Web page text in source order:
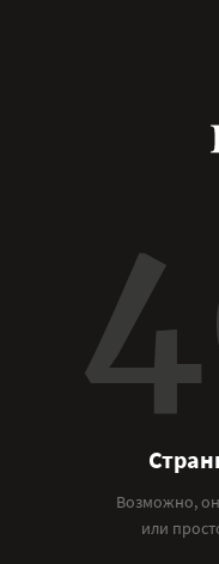
Возможно,
или